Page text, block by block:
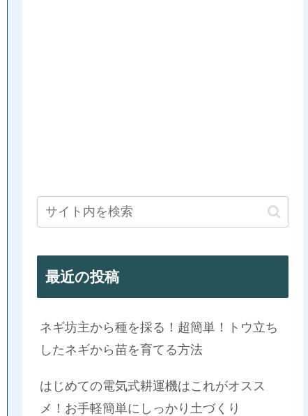
最近の投稿
ネギ坊主から種を採る！超簡単！トウ立ち
したネギから苗を育てる方法
はじめての電気式耕運機はこれがオスス
メ！お手軽簡単にしっかり土づくり